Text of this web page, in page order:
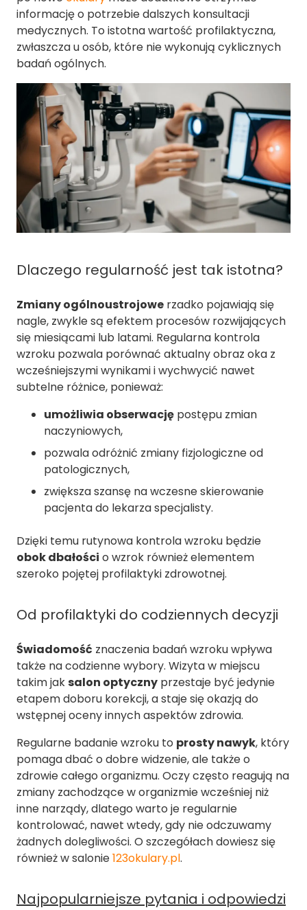
informację o potrzebie dalszych konsultacji
medycznych. To istotna wartość profilaktyczna,
zwłaszcza u osób, które nie wykonują cyklicznych
badań ogólnych.
Dlaczego regularność jest tak istotna?
Zmiany ogólnoustrojowe rzadko pojawiają się
nagle, zwykle są efektem procesów rozwijających
się miesiącami lub latami. Regularna kontrola
wzroku pozwala porównać aktualny obraz oka z
wcześniejszymi wynikami i wychwycić nawet
subtelne różnice, ponieważ:
umożliwia obserwację postępu zmian
naczyniowych,
pozwala odróżnić zmiany fizjologiczne od
patologicznych,
zwiększa szansę na wczesne skierowanie
pacjenta do lekarza specjalisty.
Dzięki temu rutynowa kontrola wzroku będzie
obok dbałości o wzrok również elementem
szeroko pojętej profilaktyki zdrowotnej.
Od profilaktyki do codziennych decyzji
Świadomość znaczenia badań wzroku wpływa
także na codzienne wybory. Wizyta w miejscu
takim jak salon optyczny przestaje być jedynie
etapem doboru korekcji, a staje się okazją do
wstępnej oceny innych aspektów zdrowia.
Regularne badanie wzroku to prosty nawyk, który
pomaga dbać o dobre widzenie, ale także o
zdrowie całego organizmu. Oczy często reagują na
zmiany zachodzące w organizmie wcześniej niż
inne narządy, dlatego warto je regularnie
kontrolować, nawet wtedy, gdy nie odczuwamy
żadnych dolegliwości. O szczegółach dowiesz się
również w salonie123okulary.pl.
Najpopularniejsze pytania i odpowiedzi